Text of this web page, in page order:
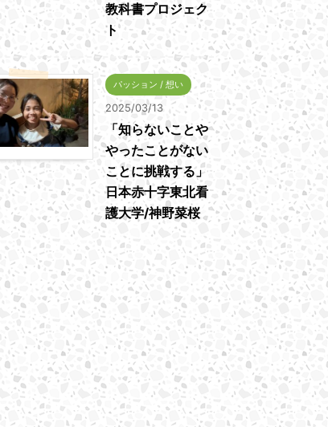
教科書プロジェク
ト
パッション / 想い
2025/03/13
「知らないことや
やったことがない
ことに挑戦する」
日本赤十字東北看
護大学/神野菜桜